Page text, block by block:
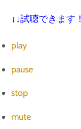
↓↓試聴できます！
play
pause
stop
mute